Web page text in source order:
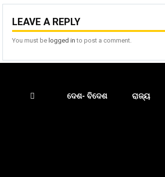
LEAVE A REPLY
You must be logged in to post a comment.
ଦେଶ- ବିଦେଶ ରାଜ୍ୟ